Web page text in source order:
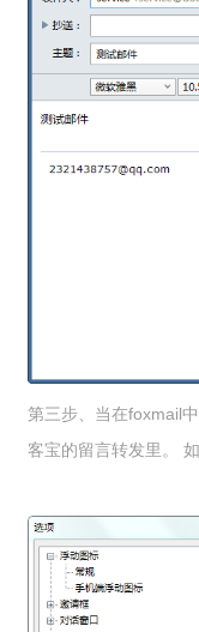
第三步、当在foxmail
客宝的留言转发里。 如